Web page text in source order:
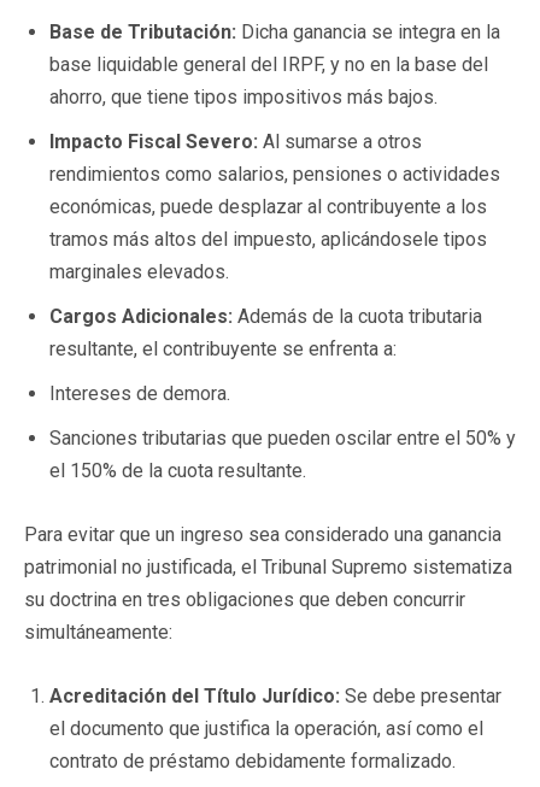
Base de Tributación: Dicha ganancia se integra en la
base liquidable general del IRPF, y no en la base del
ahorro, que tiene tipos impositivos más bajos.
Impacto Fiscal Severo: Al sumarse a otros
rendimientos como salarios, pensiones o actividades
económicas, puede desplazar al contribuyente a los
tramos más altos del impuesto, aplicándosele tipos
marginales elevados.
Cargos Adicionales: Además de la cuota tributaria
resultante, el contribuyente se enfrenta a:
Intereses de demora.
Sanciones tributarias que pueden oscilar entre el 50% y
el 150% de la cuota resultante.
Para evitar que un ingreso sea considerado una ganancia
patrimonial no justificada, el Tribunal Supremo sistematiza
su doctrina en tres obligaciones que deben concurrir
simultáneamente:
Acreditación del Título Jurídico: Se debe presentar
el documento que justifica la operación, así como el
contrato de préstamo debidamente formalizado.